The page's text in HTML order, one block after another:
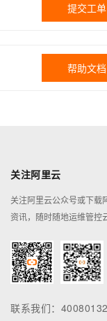
提交工单
帮助文档